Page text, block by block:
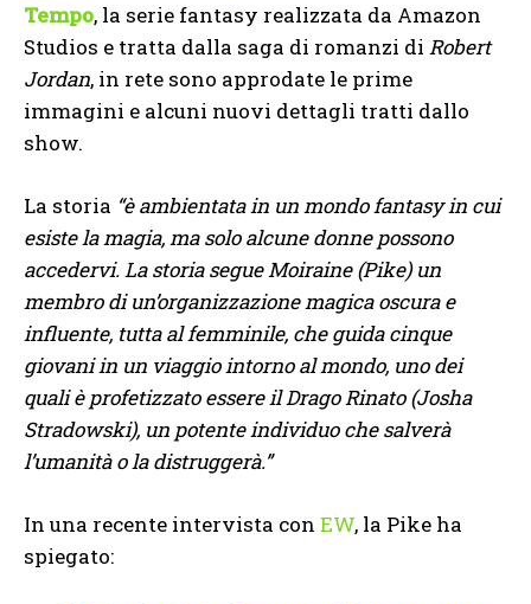
Tempo, la serie fantasy realizzata da Amazon
Studios e tratta dalla saga di romanzi di Robert
Jordan, in rete sono approdate le prime
immagini e alcuni nuovi dettagli tratti dallo
show.
La storia “è ambientata in un mondo fantasy in cui
esiste la magia, ma solo alcune donne possono
accedervi. La storia segue Moiraine (Pike) un
membro di un’organizzazione magica oscura e
influente, tutta al femminile, che guida cinque
giovani in un viaggio intorno al mondo, uno dei
quali è profetizzato essere il Drago Rinato (Josha
Stradowski), un potente individuo che salverà
l’umanità o la distruggerà.”
In una recente intervista con EW, la Pike ha
spiegato: